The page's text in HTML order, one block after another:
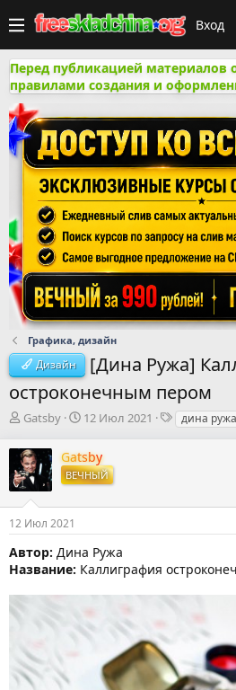
Вход
Перед публикацией материалов
правилами создания и
Графика, дизайн
Дизайн
[Дина Ружа]
остроконечным пером
А
т
о
р
м
ы
Gatsby
Д
т
а
н
а
л
а
12 Июл 2021
Тдина ружа
Gatsby
ВЕЧНЫЙ
12 Июл 2021
Автор: Дина Ружа
Название: Каллиграфия